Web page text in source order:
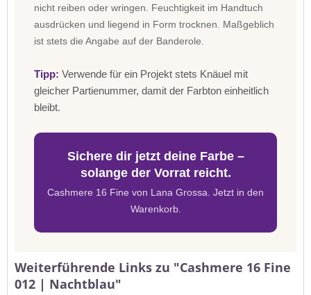
nicht reiben oder wringen. Feuchtigkeit im Handtuch
ausdrücken und liegend in Form trocknen. Maßgeblich
ist stets die Angabe auf der Banderole.
Tipp: Verwende für ein Projekt stets Knäuel mit
gleicher Partienummer, damit der Farbton einheitlich
bleibt.
Sichere dir jetzt deine Farbe –
solange der Vorrat reicht.
Cashmere 16 Fine von Lana Grossa. Jetzt in den
Warenkorb.
Weiterführende Links zu "Cashmere 16 Fine
012 | Nachtblau"